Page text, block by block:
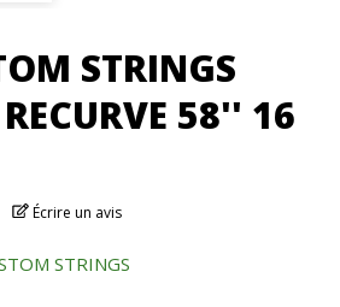
STRINGS
58'' 16
Écrire un avis
STRINGS